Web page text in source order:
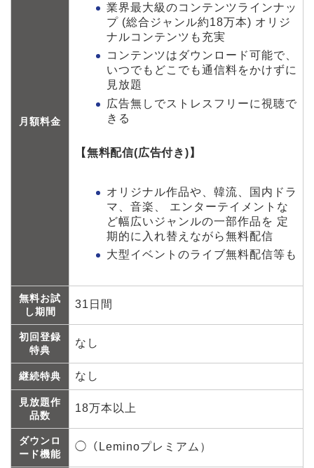
月額料金
業界最大級のコンテンツラインナッ
プ (総合ジャンル約18万本) オリジ
ナルコンテンツも充実
コンテンツはダウンロード可能で、
いつでもどこでも通信料をかけずに
見放題
広告無しでストレスフリーに視聴で
きる
【無料配信(広告付き)】
オリジナル作品や、韓流、国内ドラ
マ、音楽、 エンターテイメントな
ど幅広いジャンルの一部作品を 定
期的に入れ替えながら無料配信
大型イベントのライブ無料配信等も
無料お試
し期間
31日間
初回登録
特典
なし
継続特典 なし
見放題作
品数
18万本以上
ダウンロ
ード機能
◯（Leminoプレミアム）